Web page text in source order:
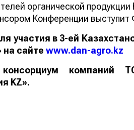
органической продукции
Конференции выступит
участия в 3-ей
на сайте www.dan-agro.kz
компаний
KZ».